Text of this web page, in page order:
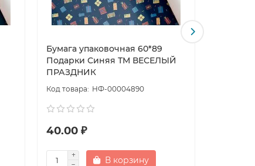
Бумага упаковочная 60*89
Подарки Синяя ТМ ВЕСЕЛЫЙ
ПРАЗДНИК
НФ-00004890
40.00 ₽
В корзину